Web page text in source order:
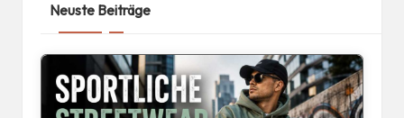
Neuste Beiträge